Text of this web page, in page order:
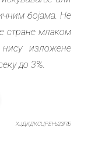
бојама. Не
стране млаком
изложене
до 3%.
ХЈДКДКСЦРЕЊ23ПБ